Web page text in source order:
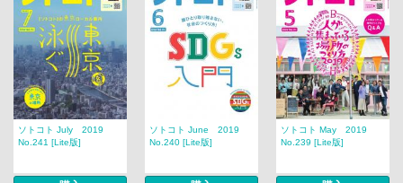
ソトコト July 2019
No.241 [Lite版]
ソトコト June 2019
No.240 [Lite版]
ソトコト May 2019
No.239 [Lite版]